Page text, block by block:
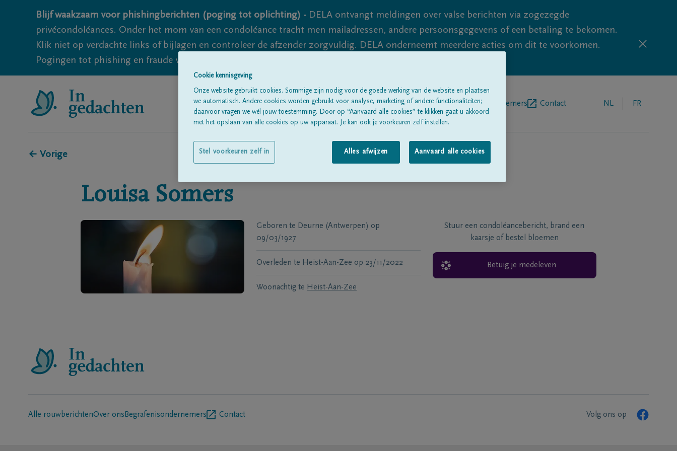
Blijf waakzaam voor phishingberichten (poging tot oplichting) - DELA ontvangt meldingen over valse berichten via zogezegde
privécondoléances. Onder het mom van een condoléance tracht men mailadressen, andere persoonsgegevens of een betaling te bekomen.
Klik niet op verdachte links of bijlagen en controleer de afzender zorgvuldig. DELA onderneemt meerdere acties om dit te voorkomen.
Pogingen tot phishing en fraude vallen echter nooit volledig uit te sluiten, dus blijf waakzaam.
Alle rouwberichten Over onsBegrafenisondernemers Contact NL FR
← Vorige
Louisa Somers
Geboren te Deurne (Antwerpen) op
09/03/1927
Overleden te Heist-Aan-Zee op 23/11/2022
Woonachtig te Heist-Aan-Zee
Stuur een condoléancebericht, brand een
kaarsje of bestel bloemen
Betuig je medeleven
Alle rouwberichtenOver ons Begrafenisondernemers Contact Volg ons op
Cookie kennisgeving
Onze website gebruikt cookies. Sommige zijn nodig voor de goede werking van de website en plaatsen
we automatisch. Andere cookies worden gebruikt voor analyse, marketing of andere functionaliteiten;
daarvoor vragen we wél jouw toestemming. Door op “Aanvaard alle cookies” te klikken gaat u akkoord
met het opslaan van alle cookies op uw apparaat. Je kan ook je voorkeuren zelf instellen.
Alles afwijzen Aanvaard alle cookies
Stel voorkeuren zelf in